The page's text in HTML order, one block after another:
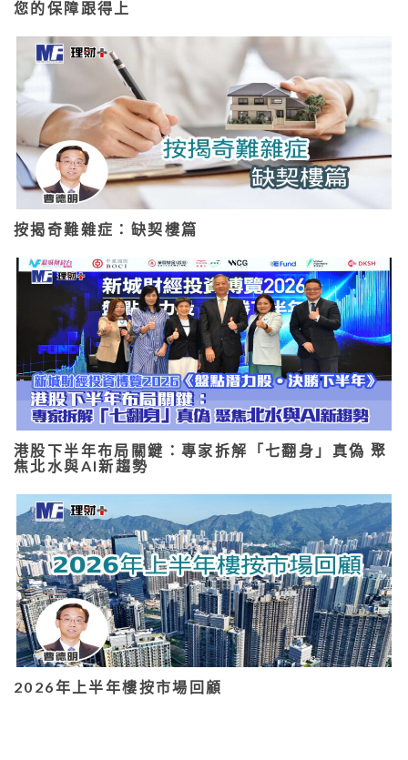
您的保障跟得上
按揭奇難雜症：缺契樓篇
港股下半年布局關鍵：專家拆解「七翻身」真偽 聚
焦北水與AI新趨勢
2026年上半年樓按市場回顧